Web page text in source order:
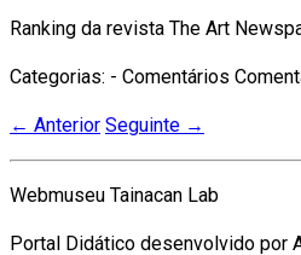
Ranking da revista The Art
Categorias: - Comentários
← Anterior Seguinte →
Webmuseu Tainacan Lab
Portal Didático desenvolvido por